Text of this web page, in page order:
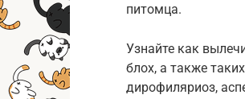
питомца.
Узнайте как
блох, а также
дирофиляриоз,